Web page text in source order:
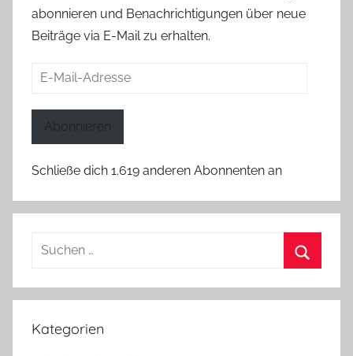
abonnieren und Benachrichtigungen über neue
Beiträge via E-Mail zu erhalten.
E-
Abonnieren
Schließe dich 1.619 anderen Abonnenten an
Suchen
Kategorien